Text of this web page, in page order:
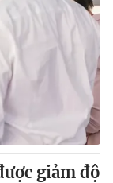
giảm độ